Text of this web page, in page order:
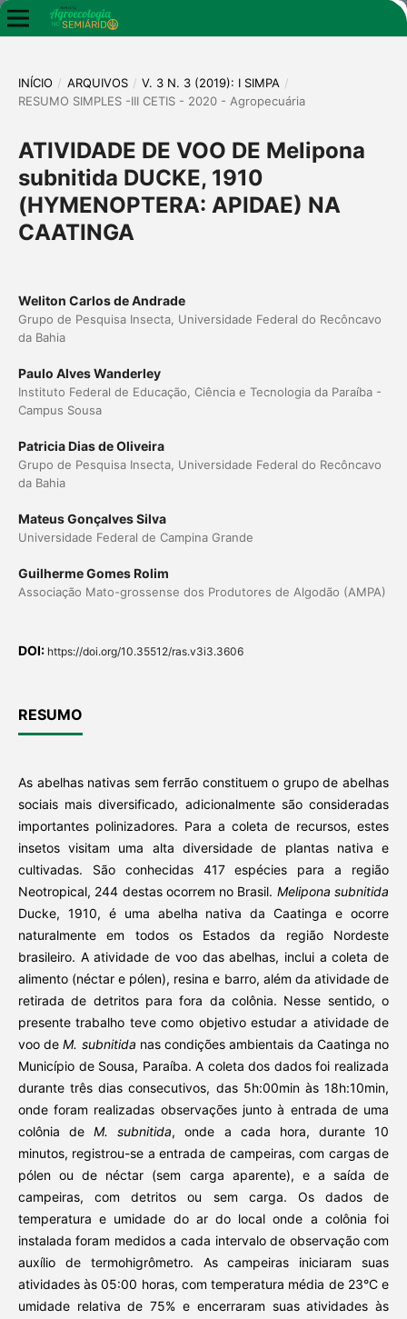
INÍCIO / ARQUIVOS / V. 3 N. 3 (2019): I SIMPA /
RESUMO SIMPLES -III CETIS - 2020 - Agropecuária
ATIVIDADE DE VOO DE Melipona
subnitida DUCKE, 1910
(HYMENOPTERA: APIDAE) NA
CAATINGA
Weliton Carlos de Andrade
Grupo de Pesquisa Insecta, Universidade Federal do Recôncavo
da Bahia
Paulo Alves Wanderley
Instituto Federal de Educação, Ciência e Tecnologia da Paraíba -
Campus Sousa
Patricia Dias de Oliveira
Grupo de Pesquisa Insecta, Universidade Federal do Recôncavo
da Bahia
Mateus Gonçalves Silva
Universidade Federal de Campina Grande
Guilherme Gomes Rolim
Associação Mato-grossense dos Produtores de Algodão (AMPA)
DOI: https://doi.org/10.35512/ras.v3i3.3606
RESUMO
As abelhas nativas sem ferrão constituem o grupo de abelhas
sociais mais diversificado, adicionalmente são consideradas
importantes polinizadores. Para a coleta de recursos, estes
insetos visitam uma alta diversidade de plantas nativa e
cultivadas. São conhecidas 417 espécies para a região
Neotropical, 244 destas ocorrem no Brasil. Melipona subnitida
Ducke, 1910, é uma abelha nativa da Caatinga e ocorre
naturalmente em todos os Estados da região Nordeste
brasileiro. A atividade de voo das abelhas, inclui a coleta de
alimento (néctar e pólen), resina e barro, além da atividade de
retirada de detritos para fora da colônia. Nesse sentido, o
presente trabalho teve como objetivo estudar a atividade de
voo deM. subnitida nas condições ambientais da Caatinga no
Município de Sousa, Paraíba. A coleta dos dados foi realizada
durante três dias consecutivos, das 5h:00min às 18h:10min,
onde foram realizadas observações junto à entrada de uma
colônia deM. subnitida, onde a cada hora, durante 10
minutos, registrou-se a entrada de campeiras, com cargas de
pólen ou de néctar (sem carga aparente), e a saída de
campeiras, com detritos ou sem carga. Os dados de
temperatura e umidade do ar do local onde a colônia foi
instalada foram medidos a cada intervalo de observação com
auxílio de termohigrômetro. As campeiras iniciaram suas
atividades às 05:00 horas, com temperatura média de 23°C e
umidade relativa de 75% e encerraram suas atividades às